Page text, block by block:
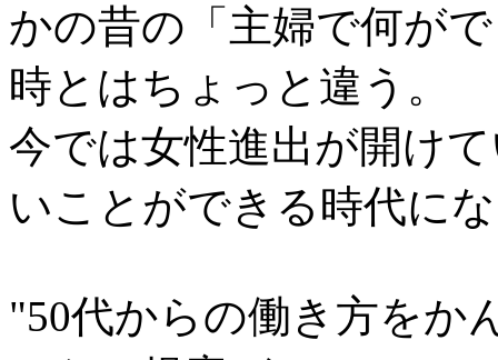
かの昔の「主婦で何が
時とはちょっと違う。
今では女性進出が開け
いことができる時代に
"50代からの働き方をか